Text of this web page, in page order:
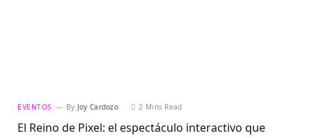
EVENTOS By Joy Cardozo 2 Mins Read
El Reino de Pixel: el espectáculo interactivo que